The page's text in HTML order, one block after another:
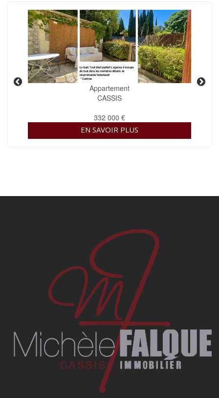
Appartement
CASSIS
332 000 €
EN SAVOIR PLUS